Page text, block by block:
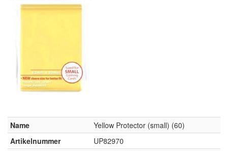
Name
Yellow Protector (small) (60)
Artikelnummer
UP82970